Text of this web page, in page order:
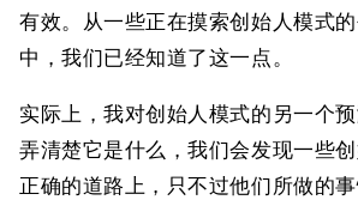
有效。从一些正在摸索创始人模式
中，我们已经知道了这一点。
实际上，我对创始人模式的另一个
弄清楚它是什么，我们会发现一些
正确的道路上，只不过他们所做的